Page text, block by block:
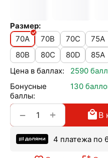
Размер:
70A
70B 70C 75A
80B
80C 80D 85A
Цена в баллах:
2590
Бонусные
баллы:
130
+
− В
4 платежа по